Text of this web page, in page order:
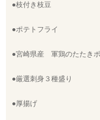
●枝付き枝豆
●ポテトフライ
●宮崎県産 軍鶏のたたき
●厳選刺身３種盛り
●厚揚げ